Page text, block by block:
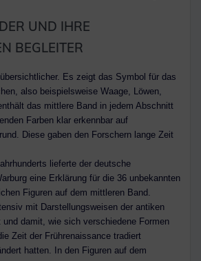
UND IHRE
BEGLEITER
Es zeigt das Symbol für das
also beispielsweise Waage, Löwen,
das mittlere Band in jedem Abschnitt
Farben klar erkennbar auf
Diese gaben den Forschern lange Zeit
lieferte der deutsche
eine Erklärung für die 36 unbekannten
Figuren auf dem mittleren Band.
mit Darstellungsweisen der antiken
damit, wie sich verschiedene Formen
Zeit der Frührenaissance tradiert
hatten. In den Figuren auf dem